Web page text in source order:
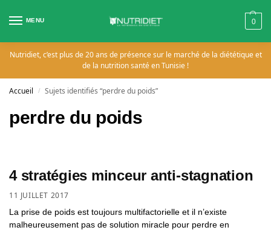
MENU 0
Nutridiet, c’est plus de 20 ans de présence sur le marché de la diététique et
de la nutrition santé en Tunisie !
Accueil / Sujets identifiés “perdre du poids”
perdre du poids
4 stratégies minceur anti-stagnation
11 JUILLET 2017
La prise de poids est toujours multifactorielle et il n’existe
malheureusement pas de solution miracle pour perdre en